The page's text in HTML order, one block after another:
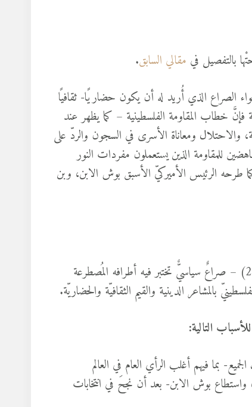
مقالي السابق.
الصراع الذي أُريد له أن يكون حضاريًا- ثقافيًا
فإنَّ خطاب المقاومة الفلسطينية – كما يظهر عند
والاحتلال ومعاناة الأسرى في السجون والردّ على
للمقاومة الذين يستعملون مفردات النور
طرحه الرئيس الأميركيّ الأسبق بوش الابن، وبن
الصراع في “طوفان الأقصى” – كما كان في حقبة سبتمبر (2001-2021) – صراعٌ سياسيٌّ تختبر فيه أطرافه المُصطرعة
بالمشاعر الدينية والقيم الثقافيّة والحضاريّة.
بما فيهم أغلب الرأي العام في العالم
بوش الابن- بعد أن نجحَ في انتخابات